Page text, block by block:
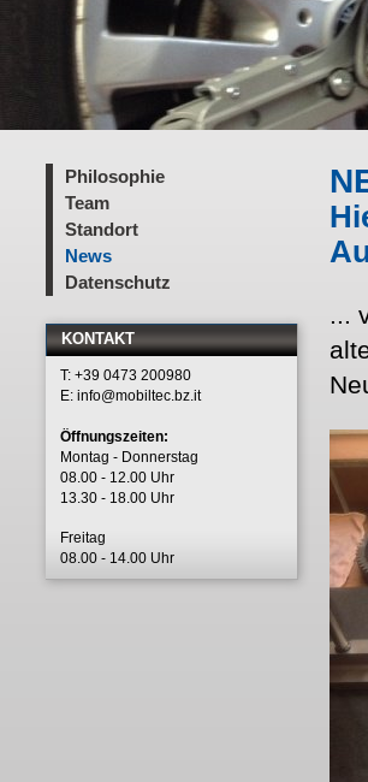
Philosophie
Team
Standort
News
Datenschutz
KONTAKT
T: +39 0473 200980
E: info@mobiltec.bz.it
Öffnungszeiten:
Montag - Donnerstag
08.00 - 12.00 Uhr
13.30 - 18.00 Uhr
Freitag
08.00 - 14.00 Uhr
...